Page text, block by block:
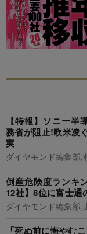
【特報】ソニー半
務省が阻止!欧米凌
実
ダイヤモンド編集部,
倒産危険度ランキ
12社】8位に富士
ダイヤモンド編集部,
「死ぬ前に悔やむ